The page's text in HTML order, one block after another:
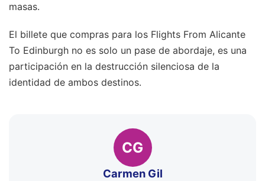
masas.
El billete que compras para los Flights From Alicante
To Edinburgh no es solo un pase de abordaje, es una
participación en la destrucción silenciosa de la
identidad de ambos destinos.
CG
Carmen Gil